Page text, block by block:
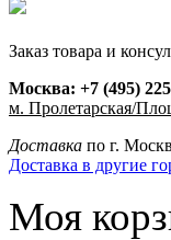
Заказ товара и
Москва: +7 (495)
м. Пролетарская/
Доставка по г.
Доставка в другие
Моя